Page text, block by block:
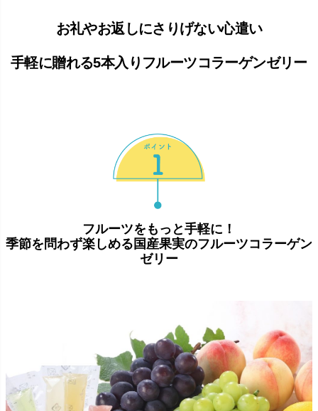
お礼やお返しにさりげない心遣い
手軽に贈れる5本入りフルーツコラーゲンゼリー
フルーツをもっと手軽に！
季節を問わず楽しめる国産果実のフルーツコラーゲン
ゼリー